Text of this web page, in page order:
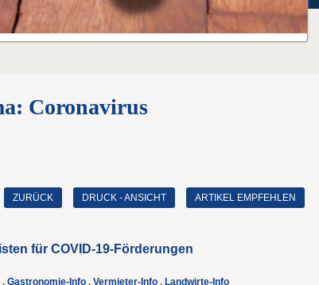
Coronavirus
ZURÜCK DRUCK - ANSICHT ARTIKEL EMPFEHLEN
für COVID-19-Förderungen
, Gastronomie-Info, Vermieter-Info, Landwirte-Info